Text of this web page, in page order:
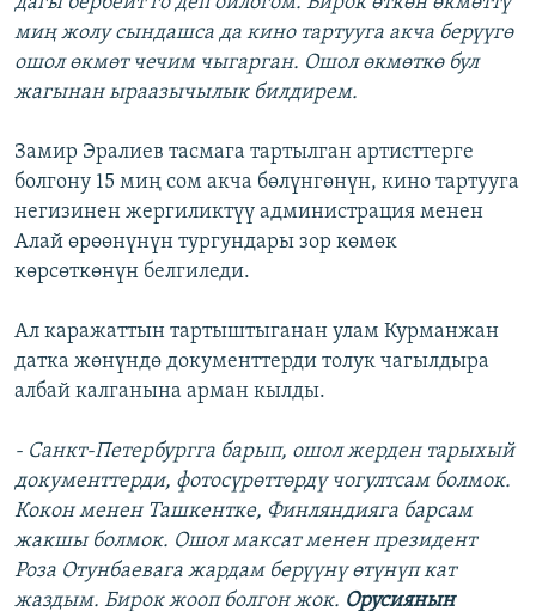
миң жолу сындашса да кино тартууга акча берүүгө
ошол өкмөт чечим чыгарган. Ошол өкмөткө бул
жагынан ыраазычылык билдирем.
Замир Эралиев тасмага тартылган артисттерге
болгону 15 миң сом акча бөлүнгөнүн, кино тартууга
негизинен жергиликтүү администрация менен
Алай өрөөнүнүн тургундары зор көмөк
көрсөткөнүн белгиледи.
Ал каражаттын тартыштыганан улам Курманжан
датка жөнүндө документтерди толук чагылдыра
албай калганына арман кылды.
- Санкт-Петербургга барып, ошол жерден тарыхый
документтерди, фотосүрөттөрдү чогултсам болмок.
Кокон менен Ташкентке, Финляндияга барсам
жакшы болмок. Ошол максат менен президент
Роза Отунбаевага жардам берүүнү өтүнүп кат
жаздым. Бирок жооп болгон жок. Орусиянын